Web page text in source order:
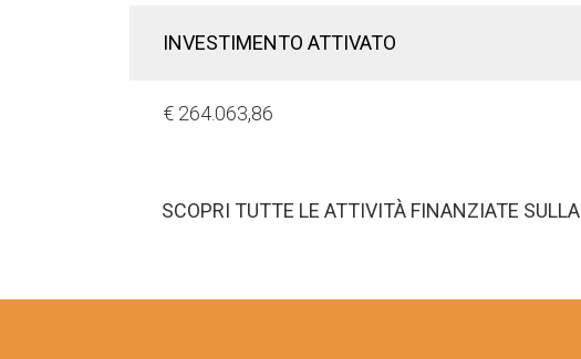
INVESTIMENTO ATTIVATO
€ 264.063,86
SCOPRI TUTTE LE ATTIVITÀ FINANZIATE SULLA